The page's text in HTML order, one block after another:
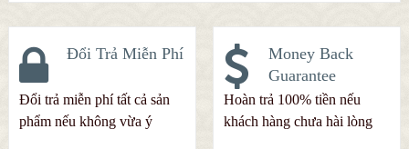
Đổi Trả Miễn Phí
Đổi trả miễn phí tất cả sản
phẩm nếu không vừa ý
Money Back
Guarantee
Hoàn trả 100% tiền nếu
khách hàng chưa hài lòng